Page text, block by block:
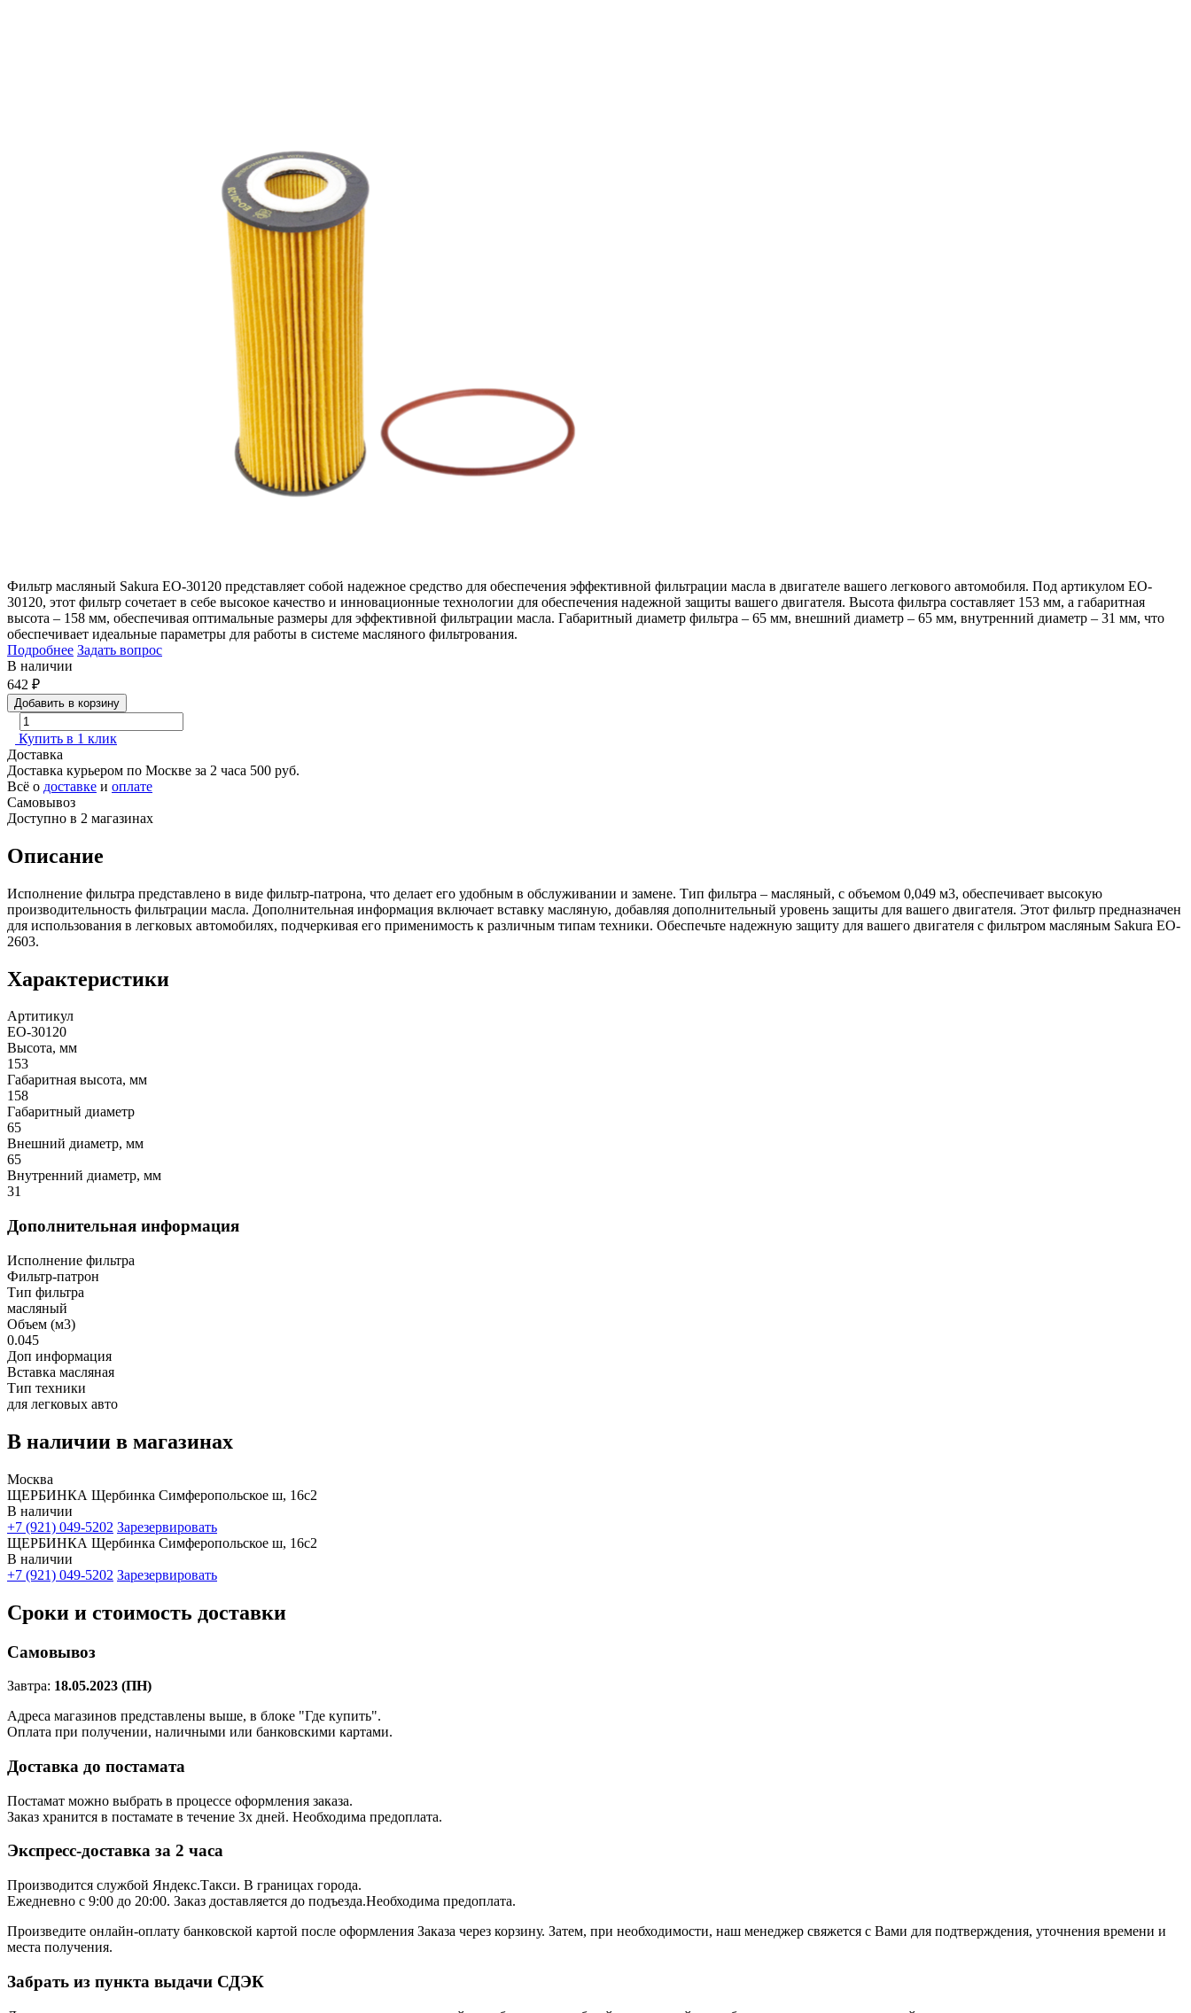
Фильтр масляный Sakura EO-30120 представляет собой надежное средство для обеспечения эффективной фильтрации масла в двигателе вашего легкового автомобиля. Под артикулом EO-
30120, этот фильтр сочетает в себе высокое качество и инновационные технологии для обеспечения надежной защиты вашего двигателя. Высота фильтра составляет 153 мм, а габаритная
высота – 158 мм, обеспечивая оптимальные размеры для эффективной фильтрации масла. Габаритный диаметр фильтра – 65 мм, внешний диаметр – 65 мм, внутренний диаметр – 31 мм, что
обеспечивает идеальные параметры для работы в системе масляного фильтрования.
Подробнее Задать вопрос
В наличии
642 ₽
Добавить в корзину
Купить в 1 клик
Доставка
Доставка курьером по Москве за 2 часа 500 руб.
Всё о доставке и оплате
Самовывоз
Доступно в 2 магазинах
Описание
Исполнение фильтра представлено в виде фильтр-патрона, что делает его удобным в обслуживании и замене. Тип фильтра – масляный, с объемом 0,049 м3, обеспечивает высокую
производительность фильтрации масла. Дополнительная информация включает вставку масляную, добавляя дополнительный уровень защиты для вашего двигателя. Этот фильтр предназначен
для использования в легковых автомобилях, подчеркивая его применимость к различным типам техники. Обеспечьте надежную защиту для вашего двигателя с фильтром масляным Sakura EO-
2603.
Характеристики
Артитикул
EO-30120
Высота, мм
153
Габаритная высота, мм
158
Габаритный диаметр
65
Внешний диаметр, мм
65
Внутренний диаметр, мм
31
Дополнительная информация
Исполнение фильтра
Фильтр-патрон
Тип фильтра
масляный
Объем (м3)
0.045
Доп информация
Вставка масляная
Тип техники
для легковых авто
В наличии в магазинах
Москва
ЩЕРБИНКА Щербинка Симферопольское ш, 16с2
В наличии
+7 (921) 049-5202 Зарезервировать
ЩЕРБИНКА Щербинка Симферопольское ш, 16с2
В наличии
+7 (921) 049-5202 Зарезервировать
Сроки и стоимость доставки
Самовывоз
Завтра: 18.05.2023 (ПН)
Адреса магазинов представлены выше, в блоке "Где купить".
Оплата при получении, наличными или банковскими картами.
Доставка до постамата
Постамат можно выбрать в процессе оформления заказа.
Заказ хранится в постамате в течение 3х дней. Необходима предоплата.
Экспресс-доставка за 2 часa
Производится службой Яндекс.Такси. В границах города.
Ежедневно с 9:00 до 20:00. Заказ доставляется до подъезда.Необходима предоплата.
Произведите онлайн-оплату банковской картой после оформления Заказа через корзину. Затем, при необходимости, наш менеджер свяжется с Вами для подтверждения, уточнения времени и
места получения.
Забрать из пункта выдачи СДЭК